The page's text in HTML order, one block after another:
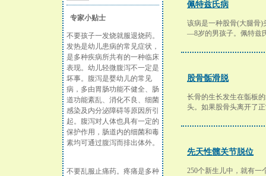
专家小贴士
不要孩子一发烧就服退烧药。
发热是幼儿患病的常见症状，
是多种疾病所共有的一种临床
表现。幼儿轻微腹泻不一定是
坏事。腹泻是婴幼儿的常见
病，多由胃肠功能不健全、肠
道功能紊乱、消化不良、细菌
感染及内分泌障碍等原因所引
起。腹泻对人体也具有一定的
保护作用，肠道内的细菌和毒
素均可通过腹泻而排出体外。
不要乱服止痛药。疼痛是多种
佩特兹氏病
该病是一种股骨(大腿骨)
—8岁的男孩子。佩特兹
股骨骺滑脱
长骨的生长发生在骺板
头。如果股骨头离开了
先天性髋关节脱位
250个新生儿中，就有一